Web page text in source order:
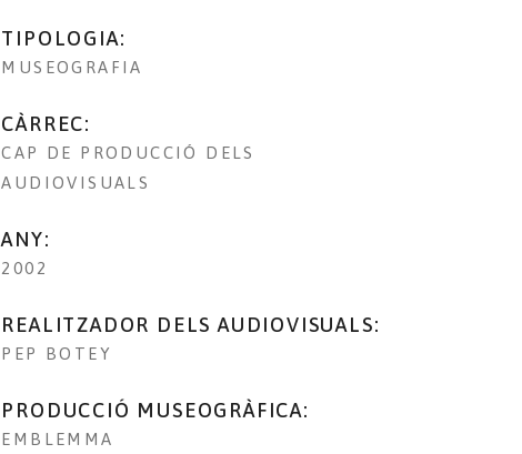
TIPOLOGIA:
MUSEOGRAFIA
CÀRREC:
CAP DE PRODUCCIÓ DELS
AUDIOVISUALS
ANY:
2002
REALITZADOR DELS AUDIOVISUALS:
PEP BOTEY
PRODUCCIÓ MUSEOGRÀFICA:
EMBLEMMA